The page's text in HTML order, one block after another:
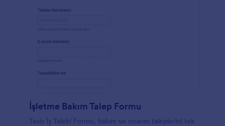
İşletme Bakım Talep Formu
Tesis İş Talebi Formu, bakım ve onarım taleplerini tek